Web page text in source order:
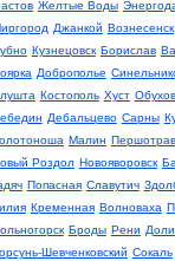
Желтые Воды
Джанкой Вознесенск
Кузнецовск Борислав
Доброполье
Костополь Хуст Обухов
Дебальцево Сарны
Малин
Роздол Новояворовск
Попасная Славутич
Кременная Волноваха
Броды Рени
Шевченковский Сокаль